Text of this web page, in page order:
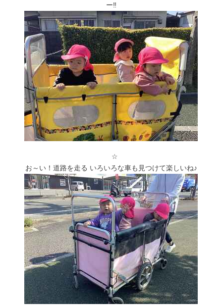
ー‼
☆
お～い！道路を走る いろいろな車も見つけて楽しいね♪